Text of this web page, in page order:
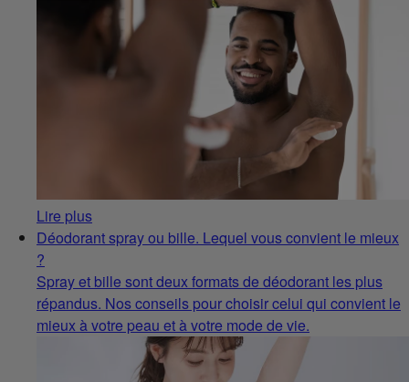
Lire plus
Déodorant spray ou bille. Lequel vous convient le mieux
?
Spray et bille sont deux formats de déodorant les plus
répandus. Nos conseils pour choisir celui qui convient le
mieux à votre peau et à votre mode de vie.